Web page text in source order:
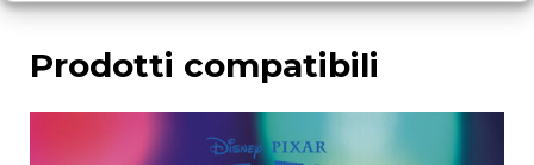
Prodotti compatibili